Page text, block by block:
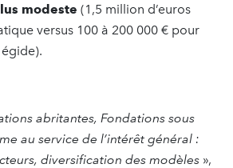
modeste (1,5 million d’euros
versus 100 à 200 000 € pour
abritantes, Fondations sous
au service de l’intérêt général :
diversification des modèles »,